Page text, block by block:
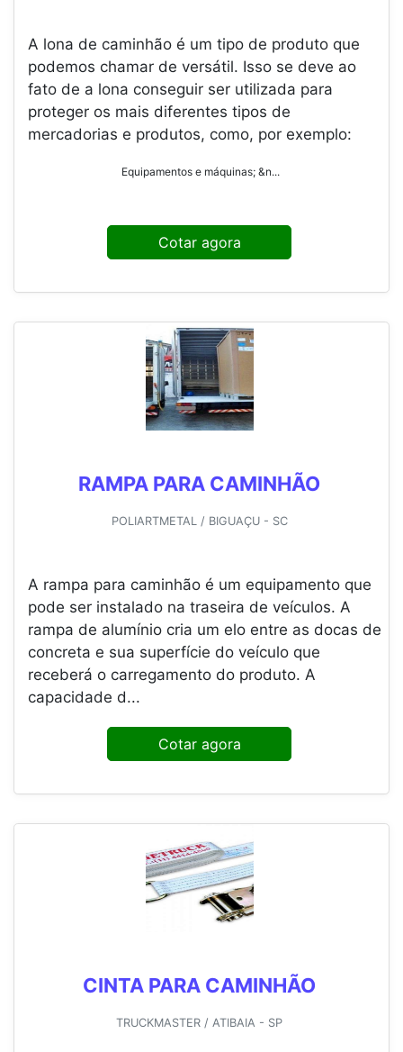
A lona de caminhão é um tipo de produto que
podemos chamar de versátil. Isso se deve ao
fato de a lona conseguir ser utilizada para
proteger os mais diferentes tipos de
mercadorias e produtos, como, por exemplo:
Equipamentos e máquinas; &n...
Cotar agora
RAMPA PARA CAMINHÃO
POLIARTMETAL / BIGUAÇU - SC
A rampa para caminhão é um equipamento que
pode ser instalado na traseira de veículos. A
rampa de alumínio cria um elo entre as docas de
concreta e sua superfície do veículo que
receberá o carregamento do produto. A
capacidade d...
Cotar agora
CINTA PARA CAMINHÃO
TRUCKMASTER / ATIBAIA - SP